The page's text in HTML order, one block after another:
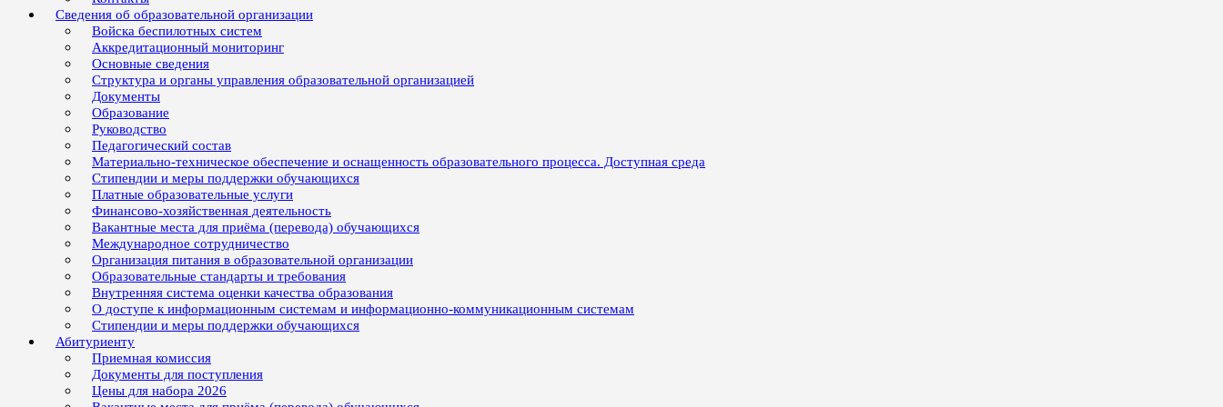
Сведения об образовательной организации
Войска беспилотных систем
Аккредитационный мониторинг
Основные сведения
Структура и органы управления образовательной организацией
Документы
Образование
Руководство
Педагогический состав
Материально-техническое обеспечение и оснащенность образовательного процесса. Доступная среда
Стипендии и меры поддержки обучающихся
Платные образовательные услуги
Финансово-хозяйственная деятельность
Вакантные места для приёма (перевода) обучающихся
Международное сотрудничество
Организация питания в образовательной организации
Образовательные стандарты и требования
Внутренняя система оценки качества образования
О доступе к информационным системам и информационно-коммуникационным системам
Стипендии и меры поддержки обучающихся
Абитуриенту
Приемная комиссия
Документы для поступления
Цены для набора 2026